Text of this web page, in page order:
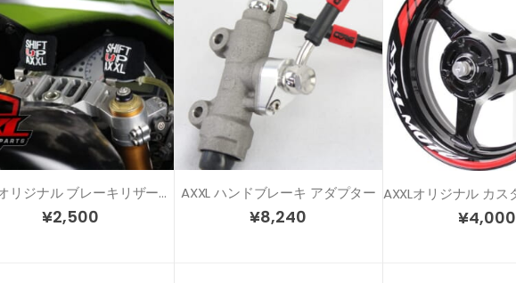
AxxL オリジナル ブレーキリザーバーカバーセット
¥2,500
AXXL ハンドブレーキ アダプター
¥8,240 ¥4,000